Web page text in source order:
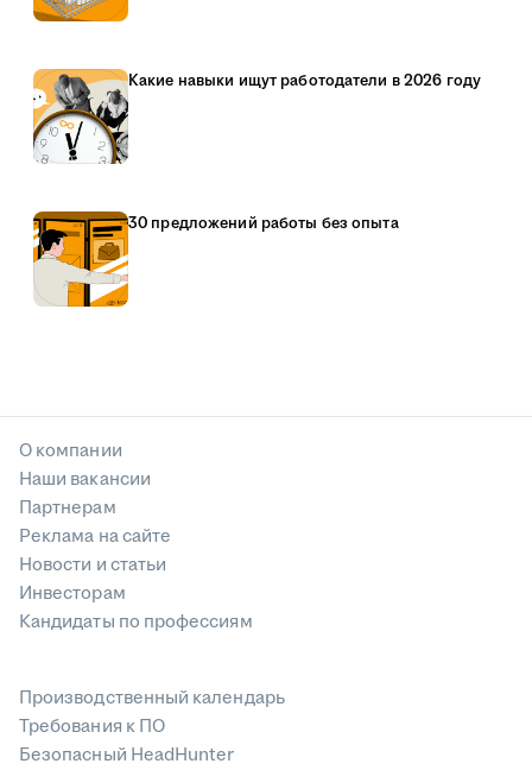
Какие навыки ищут работодатели в 2026 году
30 предложений работы без опыта
О компании
Наши вакансии
Партнерам
Реклама на сайте
Новости и статьи
Инвесторам
Кандидаты по профессиям
Производственный календарь
Требования к ПО
Безопасный HeadHunter